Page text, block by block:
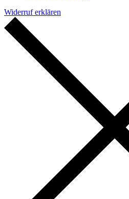
Widerruf erklären